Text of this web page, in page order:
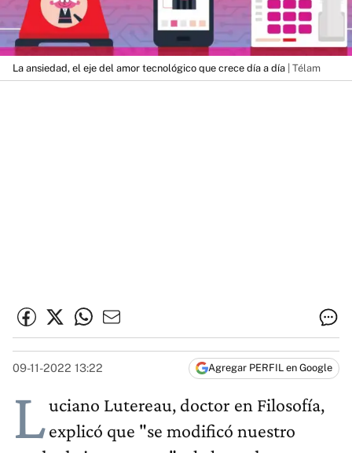
La ansiedad, el eje del amor tecnológico que crece día a día | Télam
09-11-2022 13:22 Agregar PERFIL en Google
Luciano Lutereau, doctor en Filosofía,
explicó que "se modificó nuestro